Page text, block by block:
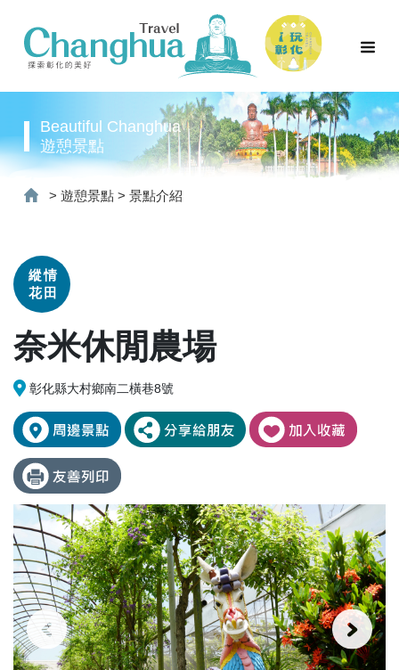
Beautiful Changhua
遊憩景點
> 遊憩景點 > 景點介紹
縱情
花田
奈米休閒農場
彰化縣大村鄉南二橫巷8號